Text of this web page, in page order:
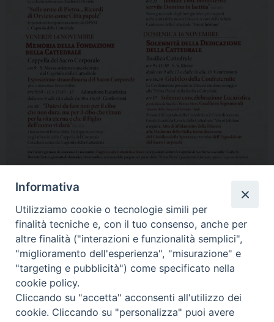
Home Il Vescovo Diocesi Pastorale
Liturgia
Beni Culturali
Modulistica
Casa dioc. di Spagliagrano Webmail
Informativa
Utilizziamo cookie o tecnologie simili per
finalità tecniche e, con il tuo consenso, anche per
altre finalità ("interazioni e funzionalità semplici",
"miglioramento dell'esperienza", "misurazione" e
"targeting e pubblicità") come specificato nella
cookie policy.
Cliccando su "accetta" acconsenti all'utilizzo dei
cookie. Cliccando su "personalizza" puoi avere